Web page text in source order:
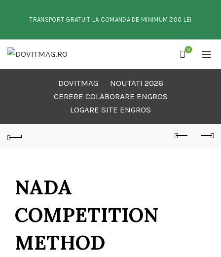
TRANSPORT GRATUIT LA COMANDA DE MINIMUM 200 LEI
0
DOVITMAG
NOUTATI 2026
CERERE COLABORARE ENGROS
LOGARE SITE ENGROS
NADA
COMPETITION
METHOD